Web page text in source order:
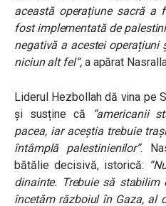
această operațiune sacră a
fost implementată de
negativă a acestei
niciun alt fel“,a apărat
Liderul Hezbollah dă vina pe
și susține că
“americanii
pacea, iar aceștia trebuie
întâmplă palestinienilor”.
bătălie decisivă, istorică:
dinainte. Trebuie să
încetăm războiul în Gaza, al